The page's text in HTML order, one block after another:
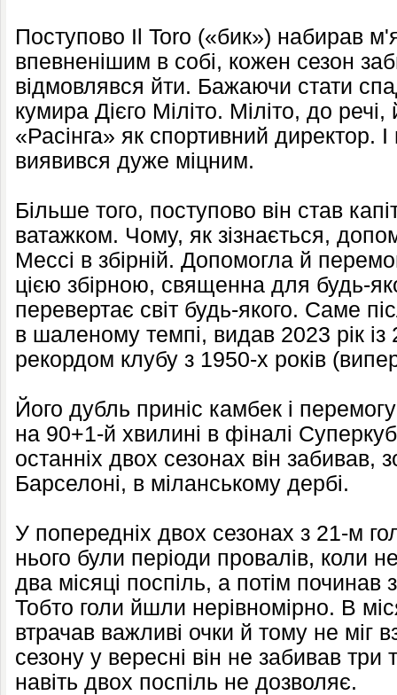
Поступово Il Toro («бик») набирав
впевненішим в собі, кожен сезон
відмовлявся йти. Бажаючи стати
кумира Дієго Міліто. Міліто, до
«Расінга» як спортивний директор.
виявився дуже міцним.
Більше того, поступово він став
ватажком. Чому, як зізнається,
Мессі в збірній. Допомогла й
цією збірною, священна для будь-
перевертає світ будь-якого. Саме
в шаленому темпі, видав 2023 рік із
рекордом клубу з 1950-х років
Його дубль приніс камбек і
на 90+1-й хвилині в фіналі
останніх двох сезонах він забивав,
Барселоні, в міланському дербі.
У попередніх двох сезонах з 21-м
нього були періоди провалів, коли
два місяці поспіль, а потім починав
Тобто голи йшли нерівномірно. В
втрачав важливі очки й тому не міг
сезону у вересні він не забивав три
навіть двох поспіль не дозволяє.